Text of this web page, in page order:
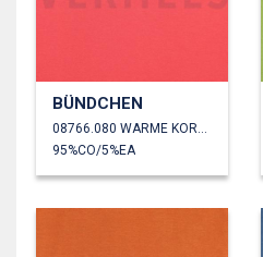
BÜNDCHEN
95%CO/5%EA